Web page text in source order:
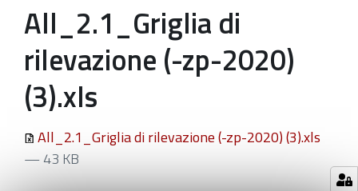
All_2.1_Griglia di
rilevazione (-zp-2020)
(3).xls
All_2.1_Griglia di rilevazione (-zp-2020) (3).xls
— 43 KB